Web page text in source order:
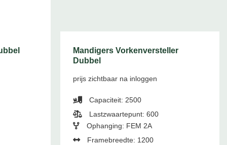
Mandigers Vorkenversteller
Dubbel
prijs zichtbaar na inloggen
Capaciteit: 2500
Lastzwaartepunt: 600
Ophanging: FEM 2A
Framebreedte: 1200